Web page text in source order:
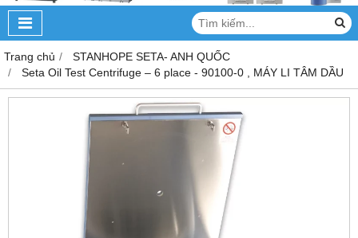
Trang chủ
STANHOPE SETA- ANH QUỐC
Seta Oil Test Centrifuge – 6 place - 90100-0 , MÁY LI TÂM DẦU